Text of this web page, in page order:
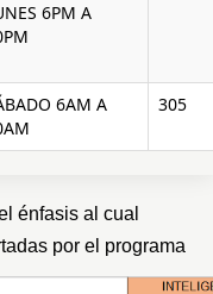
6PM A
6AM A
305
énfasis al cual
por el programa